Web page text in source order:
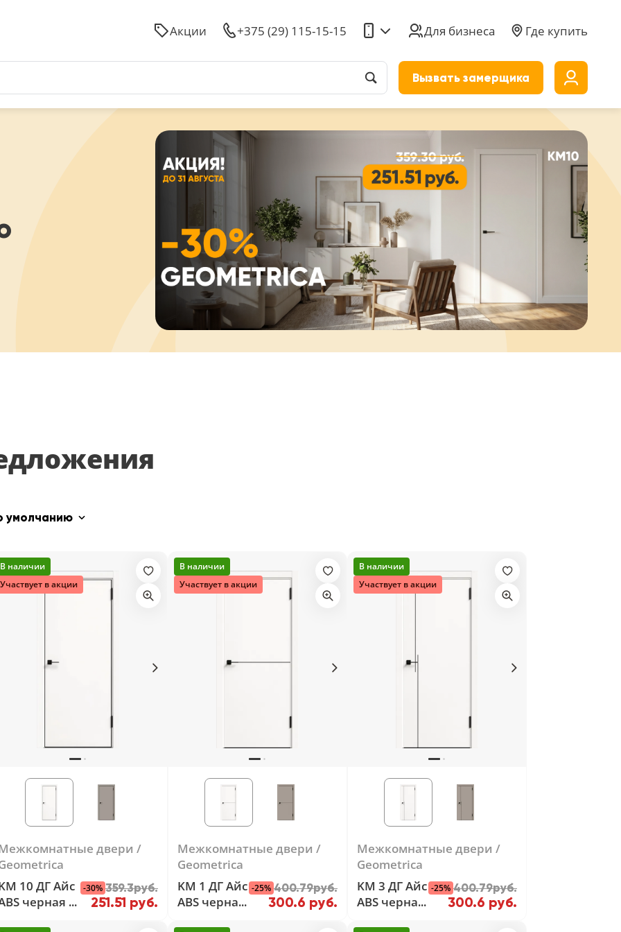
Вызвать замерщика
Акции +375 (29) 115-15-15 Для бизнеса Где купить
умолчанию
В наличии
Участвует в акции
двери
10 ДГ Айс
черная с
-30% 359.3руб.
251.51 руб.
В наличии
Участвует в акции
Межкомнатные двери
Geometrica
KM 1 ДГ Айс
ABS черная
-25% 400.79руб.
300.6 руб.
В наличии
Участвует в акции
Межкомнатные двери
Geometrica
KM 3 ДГ Айс
ABS черная
-25% 400.79руб.
300.6 руб.
до